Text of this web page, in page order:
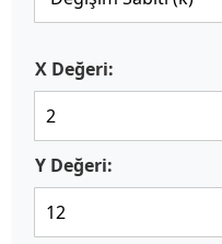
X Değeri:
Y Değeri: